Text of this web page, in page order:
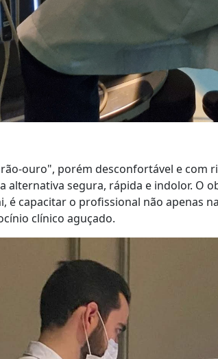
ouro", porém desconfortável e com
alternativa segura, rápida e indolor. O
é capacitar o profissional não apenas
clínico aguçado.